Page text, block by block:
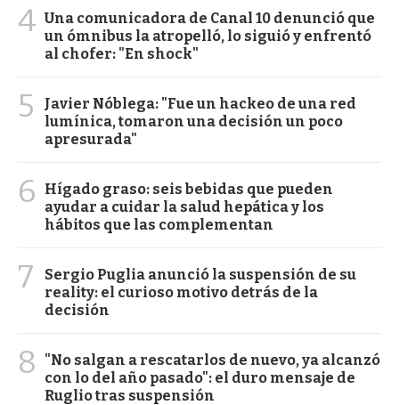
4 Una comunicadora de Canal 10 denunció que
un ómnibus la atropelló, lo siguió y enfrentó
al chofer: "En shock"
5
Javier Nóblega: "Fue un hackeo de una red
lumínica, tomaron una decisión un poco
apresurada"
6
Hígado graso: seis bebidas que pueden
ayudar a cuidar la salud hepática y los
hábitos que las complementan
7
Sergio Puglia anunció la suspensión de su
reality: el curioso motivo detrás de la
decisión
8
"No salgan a rescatarlos de nuevo, ya alcanzó
con lo del año pasado": el duro mensaje de
Ruglio tras suspensión